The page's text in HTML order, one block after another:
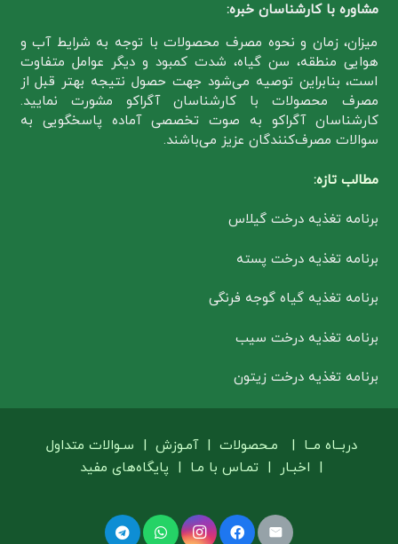
مشاوره با کارشناسان خبره:
میزان، زمان و نحوه مصرف محصولات با توجه به شرایط آب و
هوایی منطقه، سن گیاه، شدت کمبود و دیگر عوامل متفاوت
است، بنابراین توصیه می‌شود جهت حصول نتیجه بهتر قبل از
مصرف محصولات با کارشناسان آگراکو مشورت نمایید.
کارشناسان آگراکو به صوت تخصصی آماده پاسخگویی به
سوالات مصرف‌کنندگان عزیز می‌باشند.
مطالب تازه:
برنامه تغذیه درخت گیلاس
برنامه تغذیه درخت پسته
برنامه تغذیه گیاه گوجه فرنگی
برنامه تغذیه درخت سیب
برنامه تغذیه درخت زیتون
دربــاه مــا | مـحصولات |آمـوزش | سـوالات متداول
| اخبـار | تمـاس با مـا | پایگاه‌های مفید